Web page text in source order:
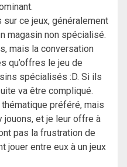
ce jeux, généralement
magasin non spécialisé.
mais la conversation
qu’offres le jeu de
spécialisés :D. Si ils
va être compliqué.
préféré, mais
jouons, et je leur offre à
pas la frustration de
jouer entre eux à un jeux